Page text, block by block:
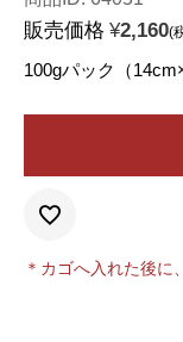
販売価格 ¥2,160
100gパック（
＊カゴへ入れた後に